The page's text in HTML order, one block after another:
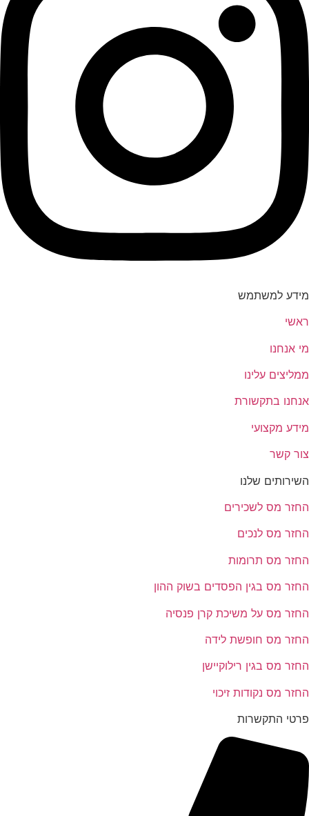
מידע למשתמש
ראשי
מי אנחנו
ממליצים עלינו
אנחנו בתקשורת
מידע מקצועי
צור קשר
השירותים שלנו
החזר מס לשכירים
החזר מס לנכים
החזר מס תרומות
החזר מס בגין הפסדים בשוק ההון
החזר מס על משיכת קרן פנסיה
החזר מס חופשת לידה
החזר מס בגין רילוקיישן
החזר מס נקודות זיכוי
פרטי התקשרות